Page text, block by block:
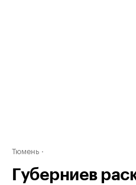
Тюмень
Губерниев